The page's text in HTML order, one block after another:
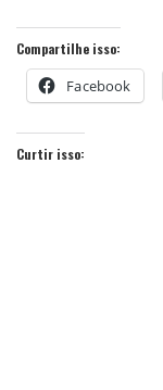
Compartilhe isso:
Facebook
Curtir isso: